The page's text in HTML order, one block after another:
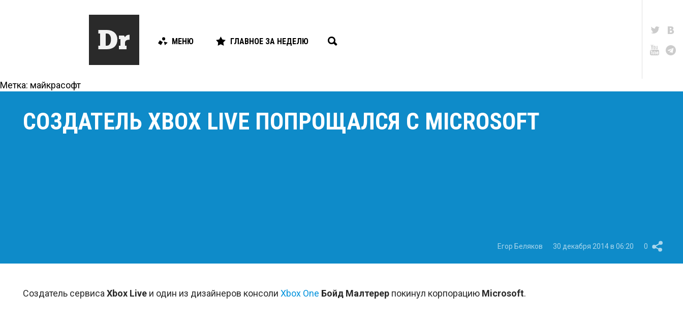
МЕНЮ ГЛАВНОЕ ЗА НЕДЕЛЮ
Метка: майкрасофт
СОЗДАТЕЛЬ XBOX LIVE ПОПРОЩАЛСЯ С MICROSOFT
Егор Беляков 30 декабря 2014 в 06:20 0
Cоздатель сервиса Xbox Live и один из дизайнеров консоли Xbox One Бойд Малтерер покинул корпорацию Microsoft.